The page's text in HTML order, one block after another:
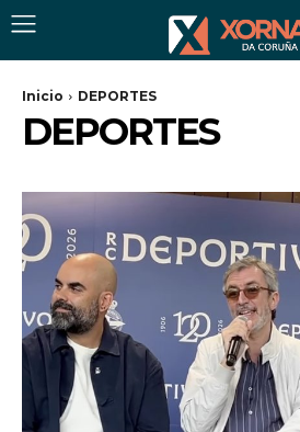
Inicio DEPORTES
DEPORTES